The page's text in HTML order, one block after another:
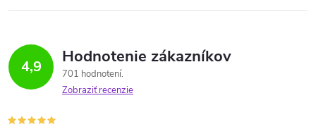
4,9 Hodnotenie zákazníkov
701 hodnotení
Zobraziť recenzie